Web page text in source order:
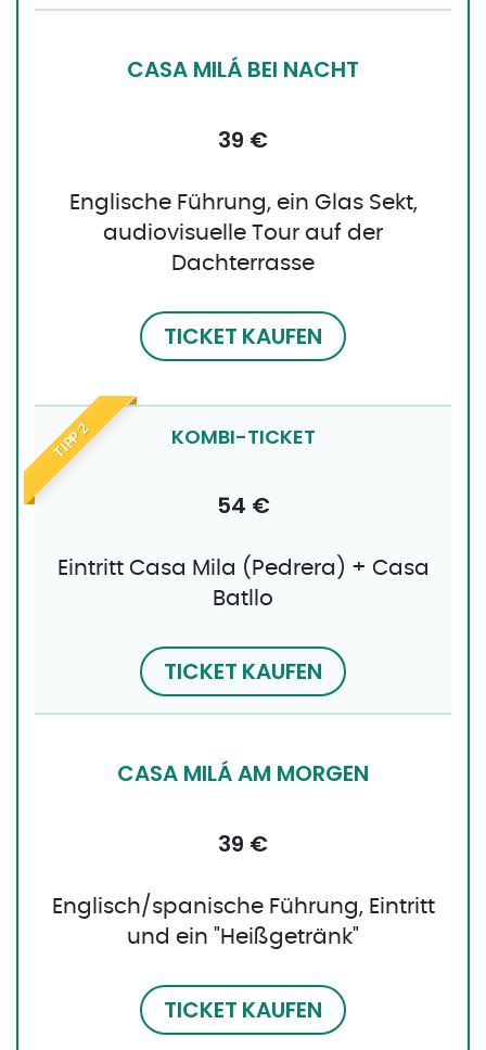
CASA MILÁ BEI NACHT
39 €
Englische Führung, ein Glas Sekt,
audiovisuelle Tour auf der
Dachterrasse
TICKET KAUFEN
TIPP 2 KOMBI-TICKET
54 €
Eintritt Casa Mila (Pedrera) + Casa
Batllo
TICKET KAUFEN
CASA MILÁ AM MORGEN
39 €
Englisch/spanische Führung, Eintritt
und ein "Heißgetränk​"
TICKET KAUFEN